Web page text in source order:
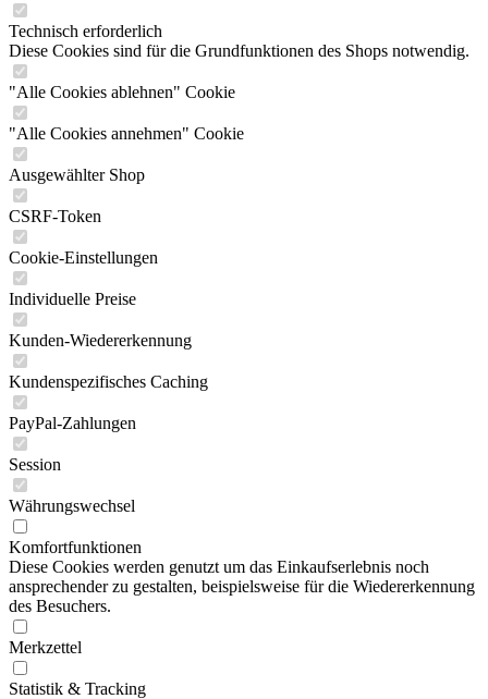
Technisch erforderlich
Diese Cookies sind für die Grundfunktionen des Shops notwendig.
"Alle Cookies ablehnen" Cookie
"Alle Cookies annehmen" Cookie
Ausgewählter Shop
CSRF-Token
Cookie-Einstellungen
Individuelle Preise
Kunden-Wiedererkennung
Kundenspezifisches Caching
PayPal-Zahlungen
Session
Währungswechsel
Komfortfunktionen
Diese Cookies werden genutzt um das Einkaufserlebnis noch
ansprechender zu gestalten, beispielsweise für die Wiedererkennung
des Besuchers.
Merkzettel
Statistik & Tracking